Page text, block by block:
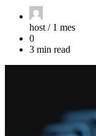
host / 1 mes
0
3 min read